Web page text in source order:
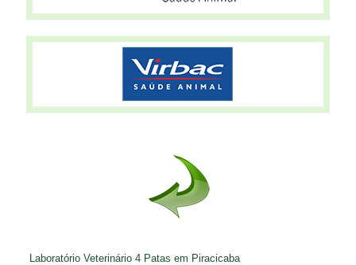
Laboratório Veterinário 4 Patas em Piracicaba